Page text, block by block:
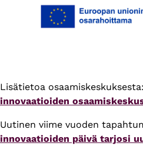
Lisätietoa osaamiskeskuksesta:
innovaatioiden
Uutinen viime vuoden
innovaatioiden päivä tarjosi